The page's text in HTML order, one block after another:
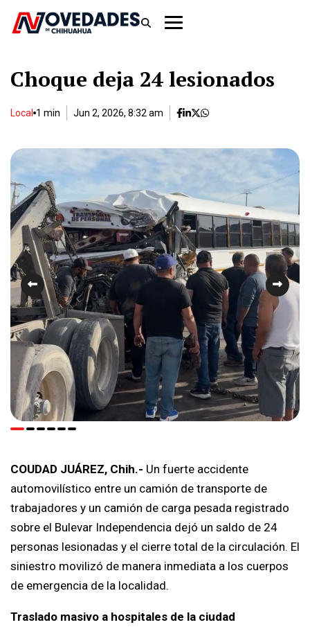
Choque deja 24 lesionados
Local 1 min Jun 2, 2026, 8:32 am
COUDAD JUÁREZ, Chih.- Un fuerte accidente
automovilístico entre un camión de transporte de
trabajadores y un camión de carga pesada registrado
sobre el Bulevar Independencia dejó un saldo de 24
personas lesionadas y el cierre total de la circulación. El
siniestro movilizó de manera inmediata a los cuerpos
de emergencia de la localidad.
Traslado masivo a hospitales de la ciudad